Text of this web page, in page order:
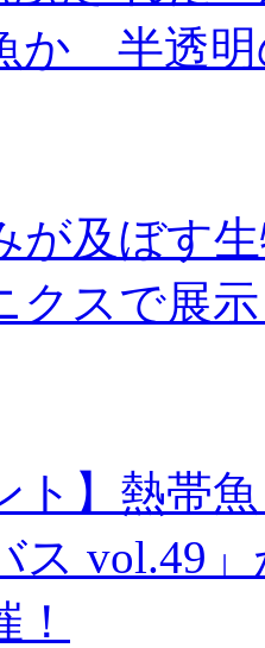
か 半透明
が及ぼす
クスで展
ト】熱帯
ス vol.49